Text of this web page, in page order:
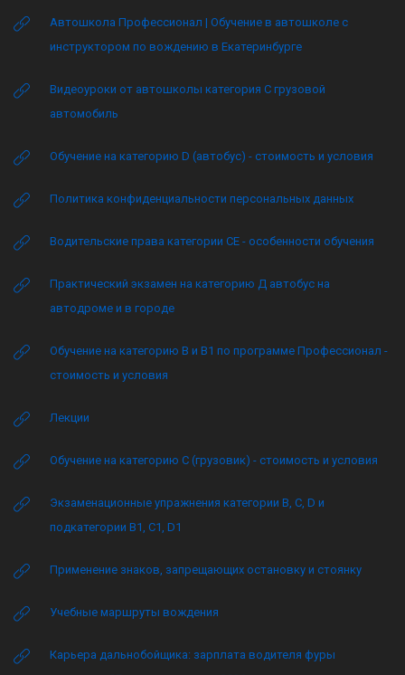
Автошкола Профессионал | Обучение в автошколе с
инструктором по вождению в Екатеринбурге
Видеоуроки от автошколы категория C грузовой
автомобиль
Обучение на категорию D (автобус) - стоимость и условия
Политика конфиденциальности персональных данных
Водительские права категории CE - особенности обучения
Практический экзамен на категорию Д автобус на
автодроме и в городе
Обучение на категорию B и B1 по программе Профессионал -
стоимость и условия
Лекции
Обучение на категорию C (грузовик) - стоимость и условия
Экзаменационные упражнения категории B, C, D и
подкатегории B1, C1, D1
Применение знаков, запрещающих остановку и стоянку
Учебные маршруты вождения
Карьера дальнобойщика: зарплата водителя фуры